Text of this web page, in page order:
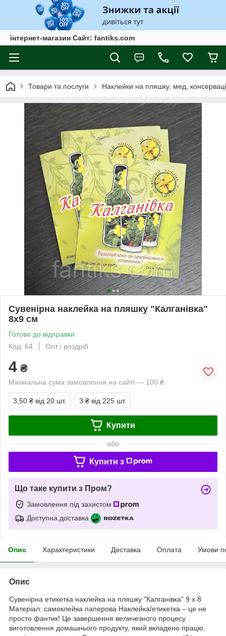
інтернет-магазин Сайт: fantiks.com
Товари та послуги Наклейки на пляшку, мед,
Сувенірна наклейка на пляшку "Калганівка"
8х9 см
Готово до відправки
Код: 64
Опт і роздріб
4 ₴
Мінімальна сума замовлення на сайті — 100 ₴
3,50 ₴ від 20 шт. 3 ₴ від 225 шт.
Купити
або
Купити з
Що таке купити з Пром?
Замовлення під захистом
Доступна доставка
Опис Характеристики Доставка Оплата Умови
Опис
Сувенірна етикетка наклейка на пляшку "Калганівка" 9 х 8
Матеріал: самоклейка паперова Наклейка/етикетка – це не
просто фантик! Це завершення величезного процесу
виготовлення домашнього продукту, який вкладено працю,